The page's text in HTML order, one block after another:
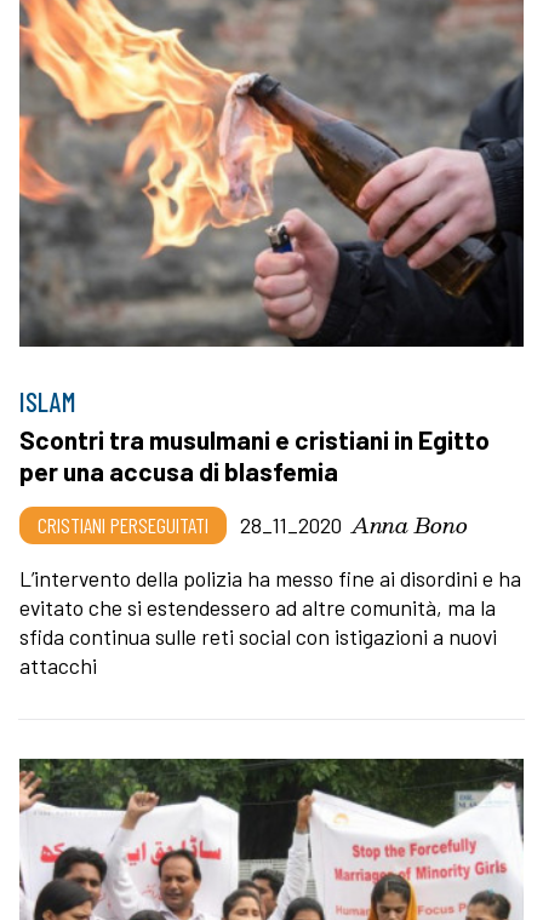
ISLAM
Scontri tra musulmani e cristiani in Egitto
per una accusa di blasfemia
CRISTIANI PERSEGUITATI 28_11_2020 Anna Bono
L’intervento della polizia ha messo fine ai disordini e ha
evitato che si estendessero ad altre comunità, ma la
sfida continua sulle reti social con istigazioni a nuovi
attacchi